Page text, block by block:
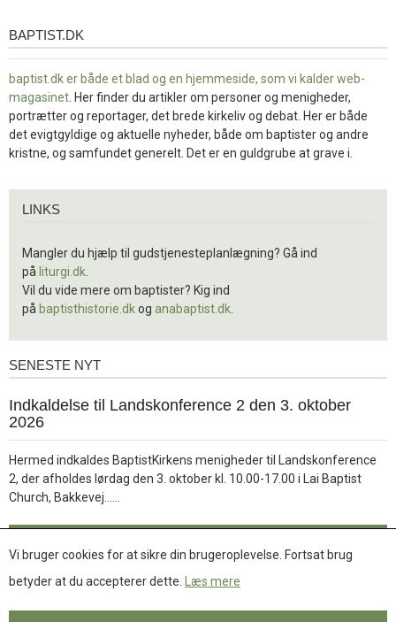
baptist.dk
BAPTIST.DK
baptist.dk er både et blad og en hjemmeside, som vi kalder web-
magasinet . Her finder du artikler om personer og menigheder,
portrætter og reportager, det brede kirkeliv og debat. Her er både
det evigtgyldige og aktuelle nyheder, både om baptister og andre
kristne, og samfundet generelt. Det er en guldgrube at grave i.
LINKS
Mangler du hjælp til gudstjenesteplanlægning? Gå ind
på liturgi.dk
Vil du vide mere om baptister? Kig ind
på baptisthistorie.dkog anabaptist.dk
Seneste
SENESTE NYT
1.
jul.
Indkaldelse til Landskonference 2 den 3. oktober
2026
Hermed indkaldes BaptistKirkens menigheder til Landskonference
2, der afholdes lørdag den 3. oktober kl. 10.00-17.00 i Lai Baptist
Church, Bakkevej……
Læs mere
Vi bruger cookies for at sikre din brugeroplevelse. Fortsat brug
betyder at du accepterer dette.
Læs mere